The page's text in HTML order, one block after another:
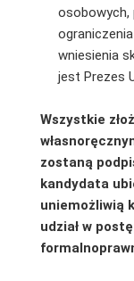
osobowych,
wniesienia
jest Prezes
Wszystkie
zostaną
kandydata
uniemożliwią
udział w